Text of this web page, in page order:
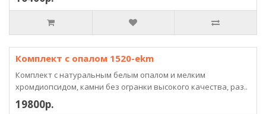
Комплект с опалом 1520-ekm
Комплект с натуральным белым опалом и мелким
хромдиопсидом, камни без огранки высокого качества, раз..
19800р.